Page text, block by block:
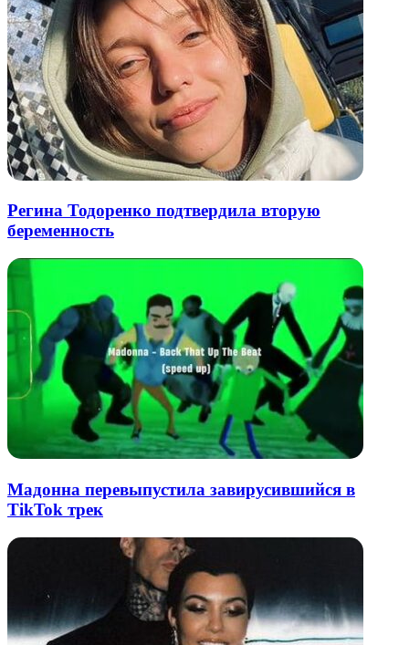
Регина Тодоренко подтвердила вторую
беременность
Мадонна перевыпустила завирусившийся в
TikTok трек